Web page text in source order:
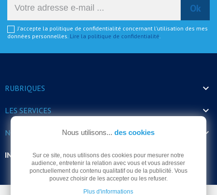
J'accepte la politique de confidentialité concernant l'utilisation des mes
données personnelles. Lire la politique de confidentialité
RUBRIQUES 
LES SERVICES 
NOS HORAIRES 
INFORMATIONS
Nous utilisons... des cookies
Sur ce site, nous utilisons des cookies pour mesurer notre
audience, entretenir la relation avec vous et vous adresser
ponctuellement du contenu qualitatif ou de la publicité. Vous
pouvez choisir de les accepter ou les refuser.
Plus d'informations